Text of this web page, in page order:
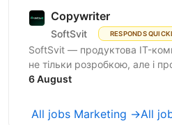
Copywriter
SoftSvit RESPONDS
SoftSvit — продуктова IT-
не тільки розробкою, але і
продукту. Зараз ми шукаємо
6 August
All jobs Marketing →All